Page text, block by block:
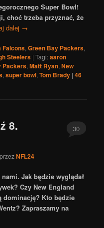
Super Bowl!
choć trzeba przyznać, że
dalej →
Falcons,Green Bay Packers,
Steelers |Tagi:aaron
Packers,Matt Ryan,New
,super bowl,Tom Brady |46
8.
przezNFL24
30
Jak będzie wyglądał
Czy New England
dominację? Kto będzie
Zapraszamy na